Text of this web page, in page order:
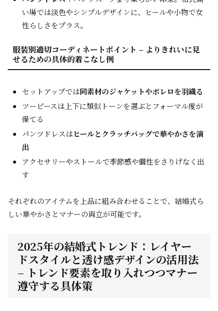
い場では淡色やシンプルデザインに、ヒールや小物で女
性らしさをプラス。
服装別適切コーディネートポイント – よりきれいに見
せるための具体的着こなし例
セットアップでは同素材のジャケットやボレロを羽織る
ツーピースは上下に類似トーンを選ぶとフォーマル度が
保てる
パンツドレスはヒールとクラッチバッグで華やかさを演
出
アクセサリーやストールで季節感や個性をさりげなく出
す
それぞれのアイテムを上品に組み合わせることで、結婚式ら
しい華やかさとマナーの両立が可能です。
2025年の結婚式トレンド：レイヤー
ドスタイルと透け感デザインの活用法
– トレンド要素を取り入れつつマナー
遵守する具体策